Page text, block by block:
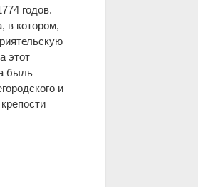
годов.
в котором,
этот
быль
и